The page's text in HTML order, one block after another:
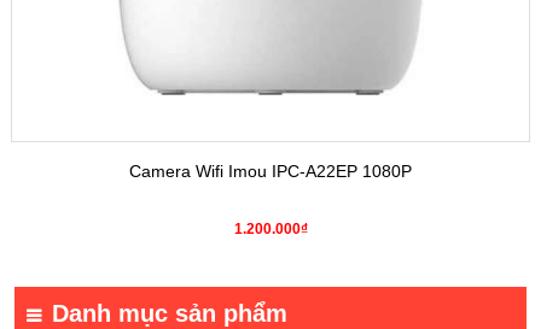
Camera Wifi Imou IPC-A22EP 1080P
1.200.000₫
Danh mục sản phẩm